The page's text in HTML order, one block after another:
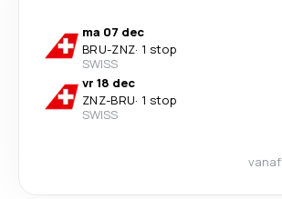
ma 07 dec
BRU-ZNZ· 1 stop
SWISS
vr 18 dec
ZNZ-BRU· 1 stop
SWISS
vanaf